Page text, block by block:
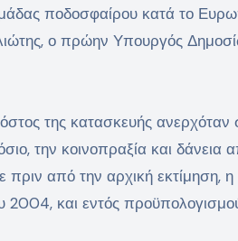
ποδοσφαίρου κατά το
ο πρώην Υπουργός
της κατασκευής
την κοινοπραξία και
πριν από την αρχική εκτίμηση,
2004, και εντός